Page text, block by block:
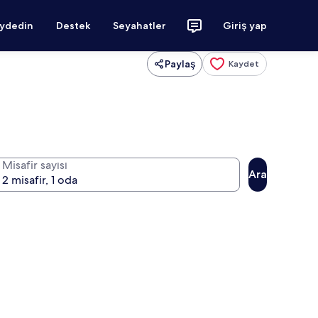
Destek Seyahatler Giriş yap
Paylaş Kaydet
Misafir sayısı
Ara